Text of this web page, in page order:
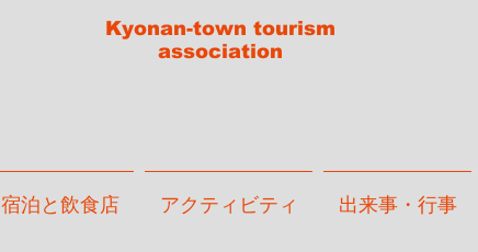
Kyonan-town tourism
association
宿泊と飲食店 アクティビティ 出来事・行事